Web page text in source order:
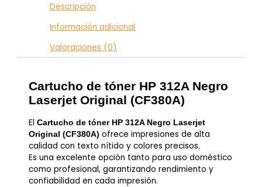
Descripción
Información adicional
Valoraciones (0)
Cartucho de tóner HP 312A Negro
Laserjet Original (CF380A)
ElCartucho de tóner HP 312A Negro Laserjet
Original (CF380A) ofrece impresiones de alta
calidad con texto nítido y colores precisos.
Es una excelente opción tanto para uso doméstico
como profesional, garantizando rendimiento y
confiabilidad en cada impresión.